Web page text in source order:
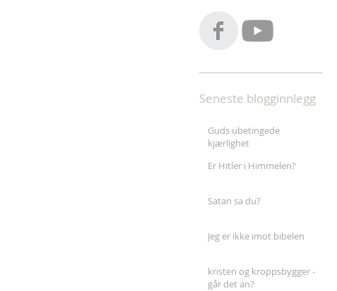
Guds ubetingede
kjærlighet
Er Hitler i Himmelen?
Satan sa du?
Jeg er ikke imot bibelen
kristen og kroppsbygger -
går det an?
Seneste blogginnlegg